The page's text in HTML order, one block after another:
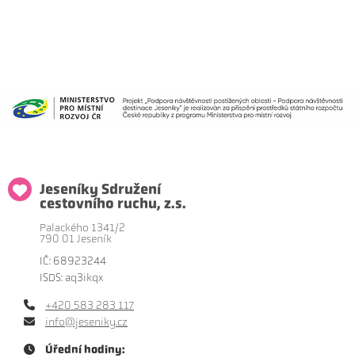
Jeseníky Sdružení
cestovního ruchu, z.s.
Palackého 1341/2
790 01 Jeseník
IČ: 68923244
ISDS: aq3ikqx
+420 583 283 117
info@jeseniky.cz
Úřední hodiny: